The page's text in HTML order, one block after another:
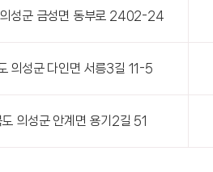
성군 금성면 동부로 2402-24
의성군 다인면 서릉3길 11-5
의성군 안계면 용기2길 51